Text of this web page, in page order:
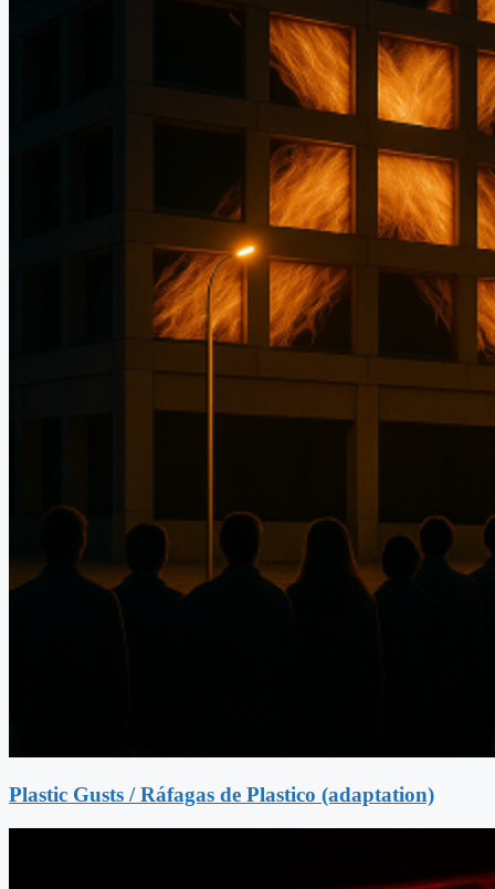
Plastic Gusts / Ráfagas de Plastico (adaptation)